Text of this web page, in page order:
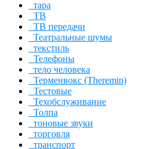
тара
ТВ
ТВ передачи
Театральные шумы
текстиль
Телефоны
тело человека
Терменвокс (Theremin)
Тестовые
Техобслуживание
Толпа
тоновые звуки
торговля
транспорт